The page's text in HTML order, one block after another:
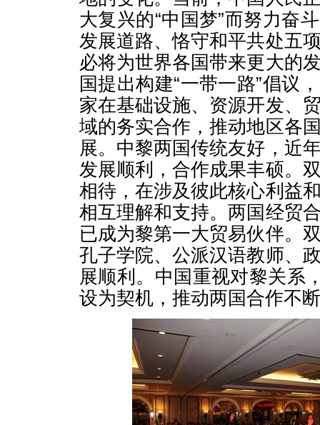
大复兴的“中国梦”而努力奋
发展道路、恪守和平共处五
必将为世界各国带来更大的
国提出构建“一带一路”倡议
家在基础设施、资源开发、
域的务实合作，推动地区各
展。中黎两国传统友好，近
发展顺利，合作成果丰硕。
相待，在涉及彼此核心利益
相互理解和支持。两国经贸
已成为黎第一大贸易伙伴。
孔子学院、公派汉语教师、
展顺利。中国重视对黎关系
设为契机，推动两国合作不